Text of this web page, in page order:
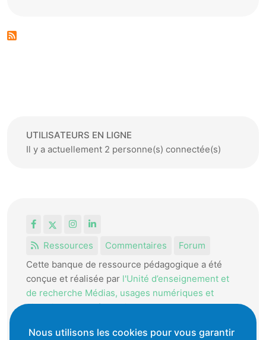
UTILISATEURS EN LIGNE
Il y a actuellement 2 personne(s) connectée(s)
FacebookInstagram
LinkedIn
Ressources
Commentaires
Forum
Cette banque de ressource pédagogique a été
conçue et réalisée par l'Unité d’enseignement et
de recherche Médias, usages numériques et
didactique de l’Informatique.
La HEP-VD met cet outil à disposition des
Nous utilisons les cookies pour vous garantir